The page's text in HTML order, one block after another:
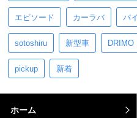
エピソード カーラバ バ
sotoshiru 新型車 DRIMO
pickup 新着
ホーム